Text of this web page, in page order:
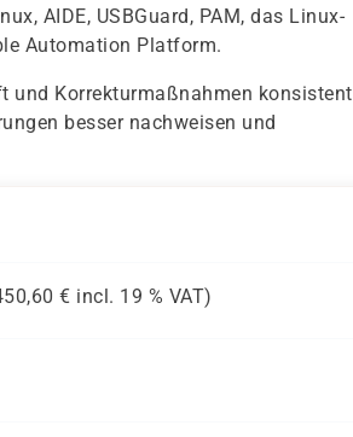
AIDE, USBGuard, PAM, das Linux-
Automation Platform.
und Korrekturmaßnahmen konsistent
besser nachweisen und
€ incl. 19 % VAT)